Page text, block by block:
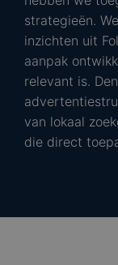
strategieën.
inzichten uit
aanpak
relevant is.
van lokaal
die direct